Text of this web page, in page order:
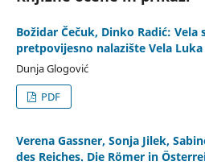
Božidar Čečuk, Dinko Radić: Vela
pretpovijesno nalazište Vela
Dunja Glogović
PDF
Verena Gassner, Sonja Jilek,
des Reiches. Die Römer in